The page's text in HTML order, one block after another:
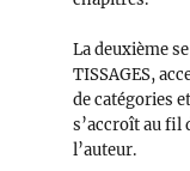
La deuxième
TISSAGES,
de catégories
s’accroît au fil
l’auteur.